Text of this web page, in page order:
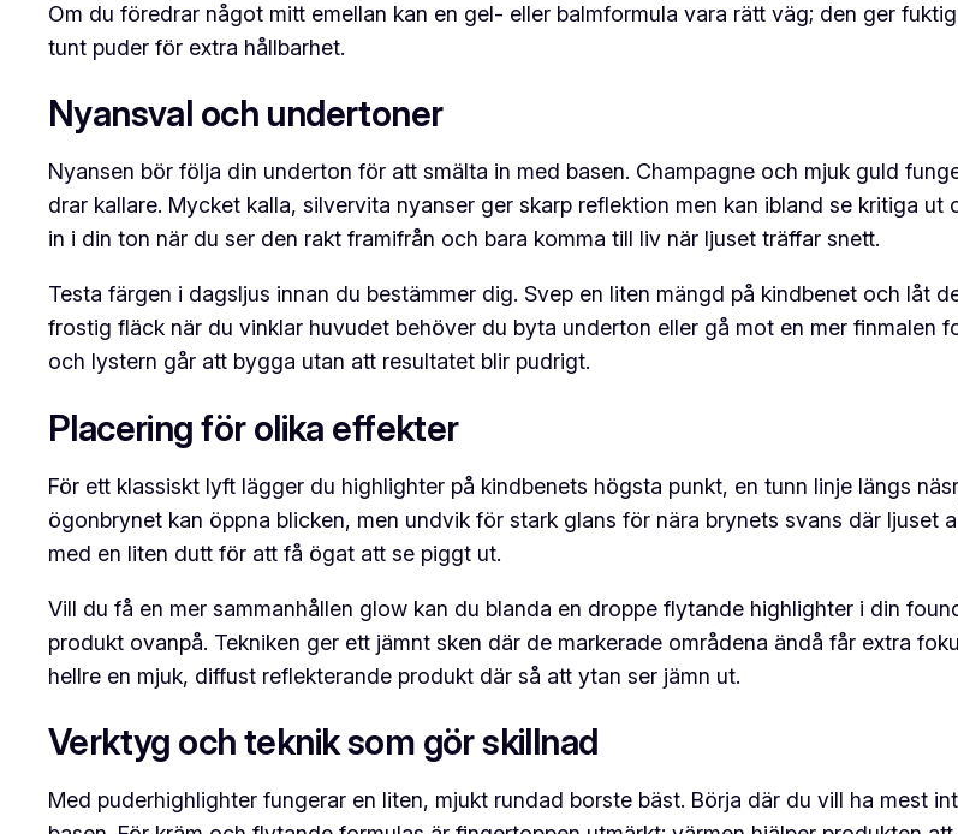
Om du föredrar något mitt emellan kan en gel- eller balmformula vara rätt väg; den ger
tunt puder för extra hållbarhet.
Nyansval och undertoner
Nyansen bör följa din underton för att smälta in med basen. Champagne och mjuk guld
drar kallare. Mycket kalla, silvervita nyanser ger skarp reflektion men kan ibland se kritiga
in i din ton när du ser den rakt framifrån och bara komma till liv när ljuset träffar snett.
Testa färgen i dagsljus innan du bestämmer dig. Svep en liten mängd på kindbenet och låt
frostig fläck när du vinklar huvudet behöver du byta underton eller gå mot en mer finmalen
och lystern går att bygga utan att resultatet blir pudrigt.
Placering för olika effekter
För ett klassiskt lyft lägger du highlighter på kindbenets högsta punkt, en tunn linje längs
ögonbrynet kan öppna blicken, men undvik för stark glans för nära brynets svans där ljuset
med en liten dutt för att få ögat att se piggt ut.
Vill du få en mer sammanhållen glow kan du blanda en droppe flytande highlighter i din
produkt ovanpå. Tekniken ger ett jämnt sken där de markerade områdena ändå får extra
hellre en mjuk, diffust reflekterande produkt där så att ytan ser jämn ut.
Verktyg och teknik som gör skillnad
Med puderhighlighter fungerar en liten, mjukt rundad borste bäst. Börja där du vill ha mest